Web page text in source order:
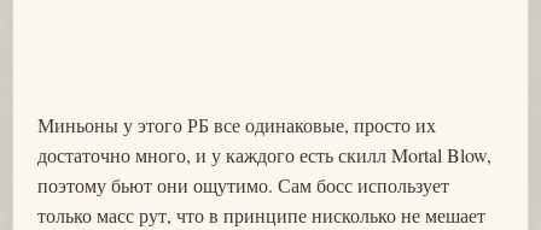
Миньоны у этого РБ все одинаковые, просто их
достаточно много, и у каждого есть скилл Mortal Blow,
поэтому бьют они ощутимо. Сам босс использует
только масс рут, что в принципе нисколько не мешает